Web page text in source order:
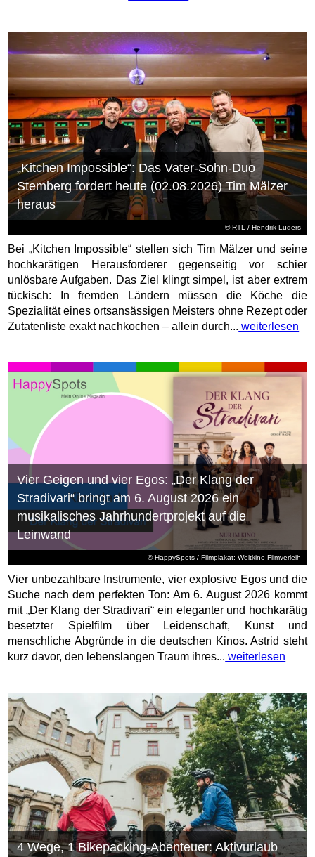
©RTL / Hendrik Lüders
„Kitchen Impossible“: Das Vater-Sohn-Duo
Stemberg fordert heute (02.08.2026) Tim Mälzer
heraus
Bei „Kitchen Impossible“ stellen sich Tim Mälzer und seine
hochkarätigen Herausforderer gegenseitig vor schier
unlösbare Aufgaben. Das Ziel klingt simpel, ist aber extrem
tückisch: In fremden Ländern müssen die Köche die
Spezialität eines ortsansässigen Meisters ohne Rezept oder
Zutatenliste exakt nachkochen – allein durch... weiterlesen
© HappySpots / Filmplakat: Weltkino Filmverleih
Vier Geigen und vier Egos: „Der Klang der
Stradivari“ bringt am 6. August 2026 ein
musikalisches Jahrhundertprojekt auf die
Leinwand
Vier unbezahlbare Instrumente, vier explosive Egos und die
Suche nach dem perfekten Ton: Am 6. August 2026 kommt
mit „Der Klang der Stradivari“ ein eleganter und hochkarätig
besetzter Spielfilm über Leidenschaft, Kunst und
menschliche Abgründe in die deutschen Kinos. Astrid steht
kurz davor, den lebenslangen Traum ihres... weiterlesen
4 Wege, 1 Bikepacking-Abenteuer: Aktivurlaub